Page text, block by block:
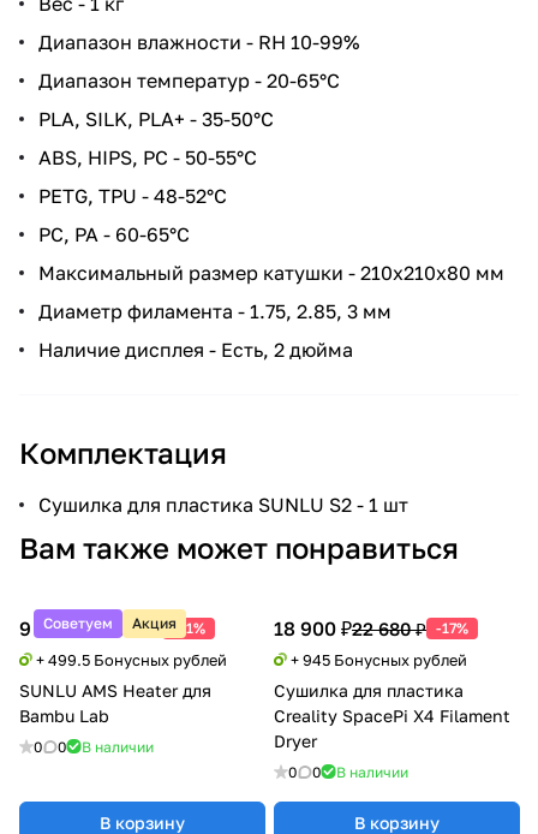
Диапазон влажности - RH 10-99%
Диапазон температур - 20-65°C
PLA, SILK, PLA+ - 35-50°C
ABS, HIPS, PC - 50-55°C
PETG, TPU - 48-52°C
PC, PA - 60-65°C
Максимальный размер катушки - 210х210х80 мм
Диаметр филамента - 1.75, 2.85, 3 мм
Наличие дисплея - Есть, 2 дюйма
Комплектация
Сушилка для пластика SUNLU S2 - 1 шт
Вам также может понравиться
Советуем Акция
9 990 ₽20 388 ₽ -51%
+ 499.5 Бонусных рублей
SUNLU AMS Heater для
Bambu Lab
0 0 В наличии
В корзину
18 900 ₽22 680 ₽ -17%
+ 945 Бонусных рублей
Сушилка для пластика
Creality SpacePi X4 Filament
Dryer
0 0 В наличии
В корзину